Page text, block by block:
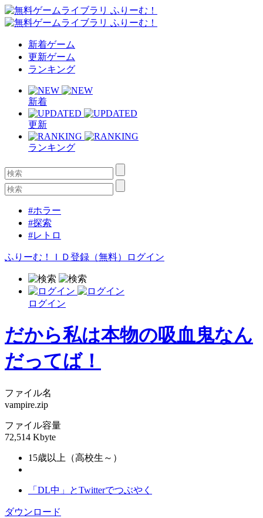
新着ゲーム
更新ゲーム
ランキング
新着
更新
ランキング
#ホラー
#探索
#レトロ
ふりーむ！ＩＤ登録（無料） ログイン
ログイン
だから私は本物の吸血鬼なん
だってば！
ファイル名
vampire.zip
ファイル容量
72,514 Kbyte
15歳以上（高校生～）
「DL中」とTwitterでつぶやく
ダウンロード